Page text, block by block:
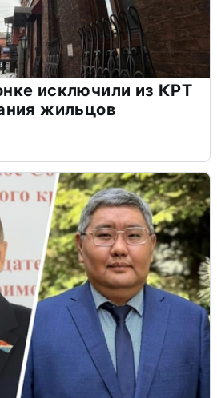
исключили из КРТ
жильцов